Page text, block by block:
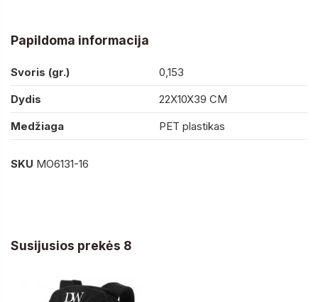
Papildoma informacija
Svoris (gr.)
0,153
Dydis
22X10X39 CM
Medžiaga
PET plastikas
SKU MO6131-16
Susijusios prekės 8